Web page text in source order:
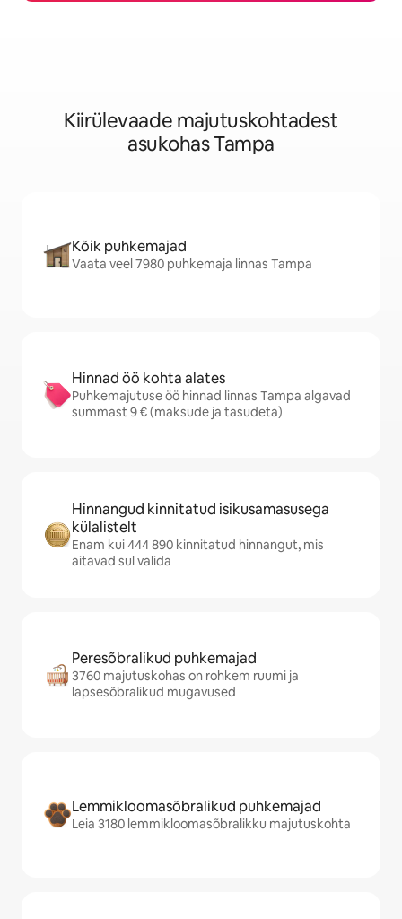
Kiirülevaade majutuskohtadest
asukohas Tampa
Kõik puhkemajad
Vaata veel 7980 puhkemaja linnas Tampa
Hinnad öö kohta alates
Puhkemajutuse öö hinnad linnas Tampa algavad
summast 9 € (maksude ja tasudeta)
Hinnangud kinnitatud isikusamasusega
külalistelt
Enam kui 444 890 kinnitatud hinnangut, mis
aitavad sul valida
Peresõbralikud puhkemajad
3760 majutuskohas on rohkem ruumi ja
lapsesõbralikud mugavused
Lemmikloomasõbralikud puhkemajad
Leia 3180 lemmikloomasõbralikku majutuskohta